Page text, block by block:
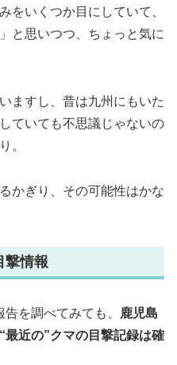
をいくつか目にしていて、
と思いつつ、ちょっと気に
ますし、昔は九州にもいた
ていても不思議じゃないの
。
かぎり、その可能性はかな
撃情報
を調べてみても、
鹿児島
近の”クマの目撃記録は確